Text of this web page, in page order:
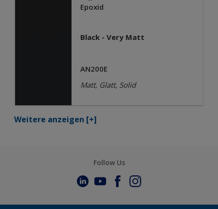
Epoxid
Black - Very Matt
AN200E
Matt, Glatt, Solid
Weitere anzeigen [+]
Follow Us